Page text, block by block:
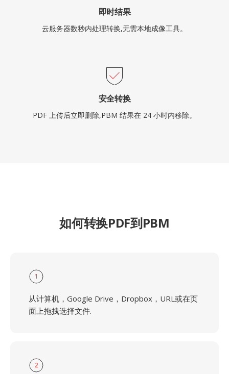
即时结果
云服务器数秒内处理转换,无需本地成像工具。
安全转换
PDF 上传后立即删除,PBM 结果在 24 小时内移除。
如何转换PDF到PBM
1
从计算机，Google Drive，Dropbox，URL或在页
面上拖拽选择文件.
2